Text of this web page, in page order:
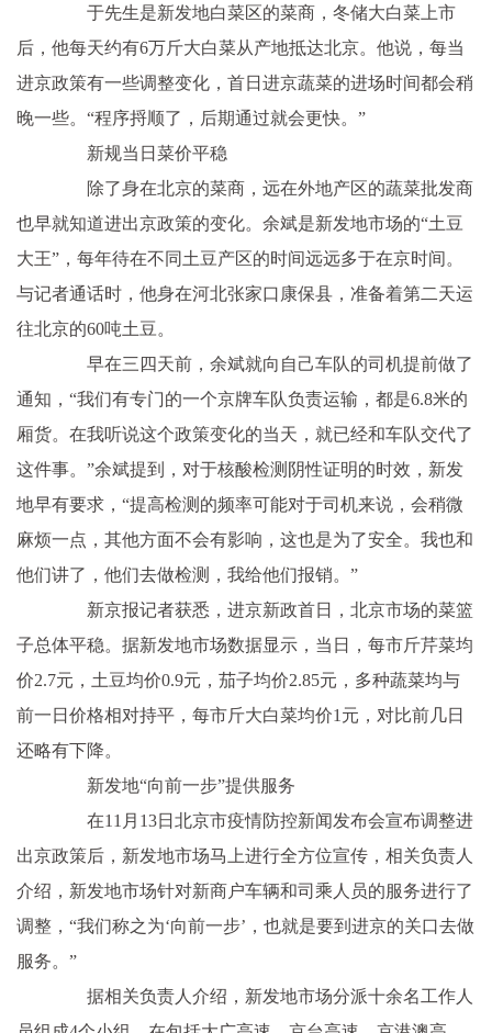
于先生是新发地白菜区的菜商，冬储大白菜上市
后，他每天约有6万斤大白菜从产地抵达北京。他说，每当
进京政策有一些调整变化，首日进京蔬菜的进场时间都会稍
晚一些。“程序捋顺了，后期通过就会更快。”
新规当日菜价平稳
除了身在北京的菜商，远在外地产区的蔬菜批发商
也早就知道进出京政策的变化。余斌是新发地市场的“土豆
大王”，每年待在不同土豆产区的时间远远多于在京时间。
与记者通话时，他身在河北张家口康保县，准备着第二天运
往北京的60吨土豆。
早在三四天前，余斌就向自己车队的司机提前做了
通知，“我们有专门的一个京牌车队负责运输，都是6.8米的
厢货。在我听说这个政策变化的当天，就已经和车队交代了
这件事。”余斌提到，对于核酸检测阴性证明的时效，新发
地早有要求，“提高检测的频率可能对于司机来说，会稍微
麻烦一点，其他方面不会有影响，这也是为了安全。我也和
他们讲了，他们去做检测，我给他们报销。”
新京报记者获悉，进京新政首日，北京市场的菜篮
子总体平稳。据新发地市场数据显示，当日，每市斤芹菜均
价2.7元，土豆均价0.9元，茄子均价2.85元，多种蔬菜均与
前一日价格相对持平，每市斤大白菜均价1元，对比前几日
还略有下降。
新发地“向前一步”提供服务
在11月13日北京市疫情防控新闻发布会宣布调整进
出京政策后，新发地市场马上进行全方位宣传，相关负责人
介绍，新发地市场针对新商户车辆和司乘人员的服务进行了
调整，“我们称之为‘向前一步’，也就是要到进京的关口去做
服务。”
据相关负责人介绍，新发地市场分派十余名工作人